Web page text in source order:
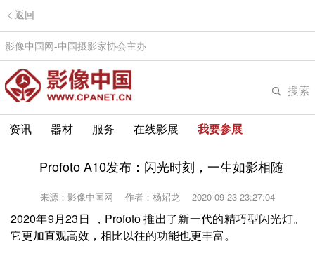
返回
影像中国网-中国摄影家协会主办
搜索
资讯 器材 服务 在线影展 我要参展
Profoto A10发布：闪光时刻，一生如影相随
来源：影像中国网 作者：杨炤龙 2020-09-23 23:27:04
2020年9月23日 ，Profoto 推出了新一代的精巧型闪光灯。
它更加直观高效，相比以往的功能也更丰富。